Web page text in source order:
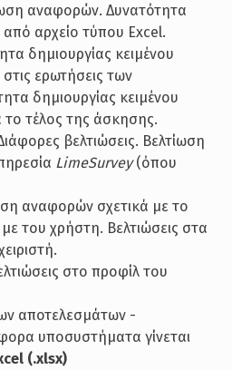
αναφορών. Δυνατότητα
αρχείο τύπου Excel.
δημιουργίας κειμένου
ερωτήσεις των
δημιουργίας κειμένου
τέλος της άσκησης.
βελτιώσεις. Βελτίωση
LimeSurvey(όπου
αναφορών σχετικά με το
του χρήστη. Βελτιώσεις στα
στο προφίλ του
αποτελεσμάτων -
υποσυστήματα γίνεται
(.xlsx)